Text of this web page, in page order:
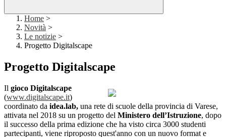
Home >
Novità >
Le notizie >
Progetto Digitalscape
Progetto Digitalscape
Il gioco Digitalscape
(www.digitalscape.it)
coordinato da idea.lab, una rete di scuole della provincia di Varese,
attivata nel 2018 su un progetto del Ministero dell’Istruzione, dopo
il successo della prima edizione che ha visto circa 3000 studenti
partecipanti, viene riproposto quest'anno con un nuovo format e